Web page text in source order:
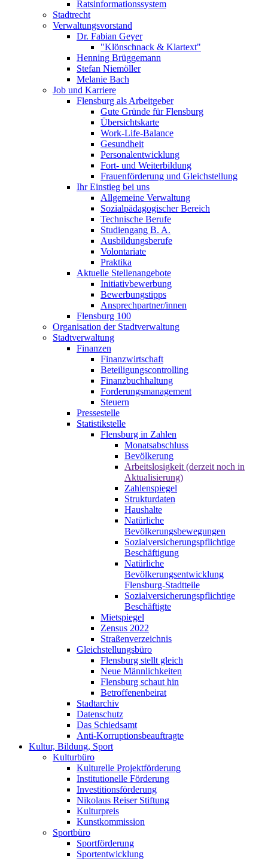
Ratsinformationssystem
Stadtrecht
Verwaltungsvorstand
Dr. Fabian Geyer
"Klönschnack & Klartext"
Henning Brüggemann
Stefan Niemöller
Melanie Bach
Job und Karriere
Flensburg als Arbeitgeber
Gute Gründe für Flensburg
Übersichtskarte
Work-Life-Balance
Gesundheit
Personalentwicklung
Fort- und Weiterbildung
Frauenförderung und Gleichstellung
Ihr Einstieg bei uns
Allgemeine Verwaltung
Sozialpädagogischer Bereich
Technische Berufe
Studiengang B. A.
Ausbildungsberufe
Volontariate
Praktika
Aktuelle Stellenangebote
Initiativbewerbung
Bewerbungstipps
Ansprechpartner/innen
Flensburg 100
Organisation der Stadtverwaltung
Stadtverwaltung
Finanzen
Finanzwirtschaft
Beteiligungscontrolling
Finanzbuchhaltung
Forderungsmanagement
Steuern
Pressestelle
Statistikstelle
Flensburg in Zahlen
Monatsabschluss
Bevölkerung
Arbeitslosigkeit (derzeit noch in
Aktualisierung)
Zahlenspiegel
Strukturdaten
Haushalte
Natürliche
Bevölkerungsbewegungen
Sozialversicherungspflichtige
Beschäftigung
Natürliche
Bevölkerungsentwicklung
Flensburg-Stadtteile
Sozialversicherungspflichtige
Beschäftigte
Mietspiegel
Zensus 2022
Straßenverzeichnis
Gleichstellungsbüro
Flensburg stellt gleich
Neue Männlichkeiten
Flensburg schaut hin
Betroffenenbeirat
Stadtarchiv
Datenschutz
Das Schiedsamt
Anti-Korruptionsbeauftragte
Kultur, Bildung, Sport
Kulturbüro
Kulturelle Projektförderung
Institutionelle Förderung
Investitionsförderung
Nikolaus Reiser Stiftung
Kulturpreis
Kunstkommission
Sportbüro
Sportförderung
Sportentwicklung